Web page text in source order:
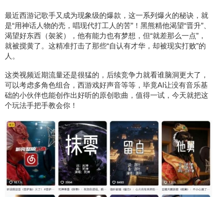
最近西游记歌手又成为现象级的爆款，这一系列爆火的秘诀，就
是“用神话人物的壳，唱现代打工人的苦”！黑熊精他渴望“晋升”、
渴望好东西（袈裟），他有能力也有梦想，但“就差那么一点”，
就被搅黄了。这精准打击了那些“自认有才华，却被现实打败”的
人。
这类视频近期流量还是很猛的，后续竞争力就看谁脑洞更大了，
可以考虑多角色组合，西游戏好声音等等，毕竟AI让没有音乐基
础的小伙伴也能创作出好听的原创歌曲，值得一试，今天就把这
个玩法手把手教会你！